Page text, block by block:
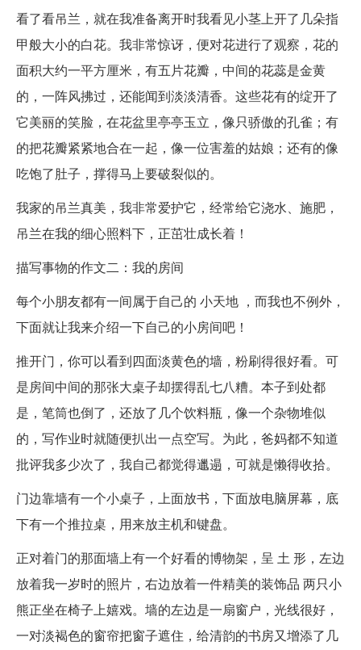
看了看吊兰，就在我准备离开时我看见小茎上开了几朵指
甲般大小的白花。我非常惊讶，便对花进行了观察，花的
面积大约一平方厘米，有五片花瓣，中间的花蕊是金黄
的，一阵风拂过，还能闻到淡淡清香。这些花有的绽开了
它美丽的笑脸，在花盆里亭亭玉立，像只骄傲的孔雀；有
的把花瓣紧紧地合在一起，像一位害羞的姑娘；还有的像
吃饱了肚子，撑得马上要破裂似的。
我家的吊兰真美，我非常爱护它，经常给它浇水、施肥，
吊兰在我的细心照料下，正茁壮成长着！
描写事物的作文二：我的房间
每个小朋友都有一间属于自己的 小天地 ，而我也不例外，
下面就让我来介绍一下自己的小房间吧！
推开门，你可以看到四面淡黄色的墙，粉刷得很好看。可
是房间中间的那张大桌子却摆得乱七八糟。本子到处都
是，笔筒也倒了，还放了几个饮料瓶，像一个杂物堆似
的，写作业时就随便扒出一点空写。为此，爸妈都不知道
批评我多少次了，我自己都觉得邋遢，可就是懒得收拾。
门边靠墙有一个小桌子，上面放书，下面放电脑屏幕，底
下有一个推拉桌，用来放主机和键盘。
正对着门的那面墙上有一个好看的博物架，呈 土 形，左边
放着我一岁时的照片，右边放着一件精美的装饰品 两只小
熊正坐在椅子上嬉戏。墙的左边是一扇窗户，光线很好，
一对淡褐色的窗帘把窗子遮住，给清韵的书房又增添了几